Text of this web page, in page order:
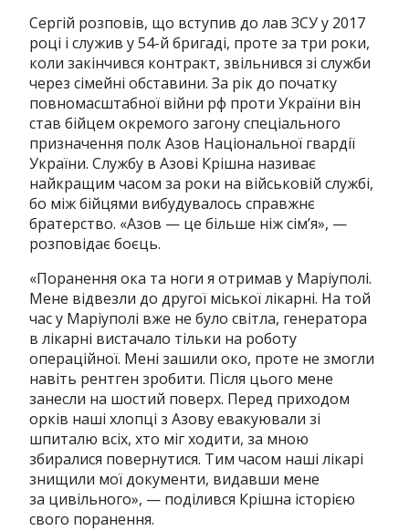
Сергій розповів, що вступив до лав ЗСУ у 2017
році і служив у 54-й бригаді, проте за три роки,
коли закінчився контракт, звільнився зі служби
через сімейні обставини. За рік до початку
повномасштабної війни рф проти України він
став бійцем окремого загону спеціального
призначення полк Азов Національної гвардії
України. Службу в Азові Крішна називає
найкращим часом за роки на військовій службі,
бо між бійцями вибудувалось справжнє
братерство. «Азов — це більше ніж сім’я», —
розповідає боєць.
«Поранення ока та ноги я отримав у Маріуполі.
Мене відвезли до другої міської лікарні. На той
час у Маріуполі вже не було світла, генератора
в лікарні вистачало тільки на роботу
операційної. Мені зашили око, проте не змогли
навіть рентген зробити. Після цього мене
занесли на шостий поверх. Перед приходом
орків наші хлопці з Азову евакуювали зі
шпиталю всіх, хто міг ходити, за мною
збиралися повернутися. Тим часом наші лікарі
знищили мої документи, видавши мене
за цивільного», — поділився Крішна історією
свого поранення.